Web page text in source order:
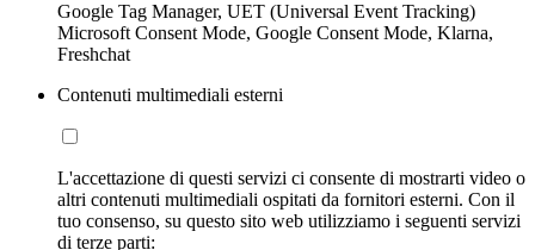
Google Tag Manager, UET (Universal Event Tracking)
Microsoft Consent Mode, Google Consent Mode, Klarna,
Freshchat
Contenuti multimediali esterni
L'accettazione di questi servizi ci consente di mostrarti video o
altri contenuti multimediali ospitati da fornitori esterni. Con il
tuo consenso, su questo sito web utilizziamo i seguenti servizi
di terze parti: